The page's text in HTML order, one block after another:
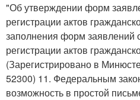
"Об утверждении форм
регистрации актов
заполнения форм заявлений
регистрации актов
(Зарегистрировано в
52300) 11. Федеральным
возможность в простой